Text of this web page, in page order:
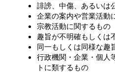
誹謗、中傷、あるいは
企業の案内や営業活動
宗教活動に関するもの
趣旨が不明確もしくは
同一もしくは同様な趣
行政機関・企業・個人
トに類するもの